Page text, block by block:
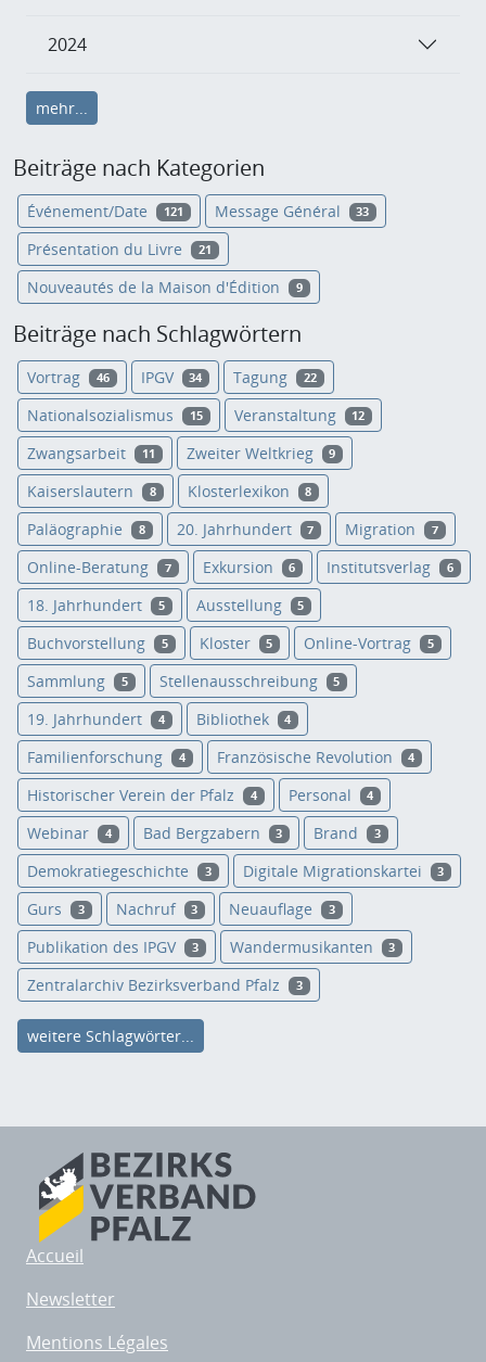
2024
mehr...
Beiträge nach Kategorien
Événement/Date 121 Message Général 33
Présentation du Livre 21
Nouveautés de la Maison d'Édition 9
Beiträge nach Schlagwörtern
Vortrag 46 IPGV 34 Tagung 22
Nationalsozialismus 15 Veranstaltung 12
Zwangsarbeit 11 Zweiter Weltkrieg 9
Kaiserslautern 8 Klosterlexikon 8
Paläographie 8 20. Jahrhundert 7 Migration 7
Online-Beratung 7 Exkursion 6 Institutsverlag 6
18. Jahrhundert 5 Ausstellung 5
Buchvorstellung 5 Kloster 5 Online-Vortrag 5
Sammlung 5 Stellenausschreibung 5
19. Jahrhundert 4 Bibliothek 4
Familienforschung 4 Französische Revolution 4
Historischer Verein der Pfalz 4 Personal 4
Webinar 4 Bad Bergzabern 3 Brand 3
Demokratiegeschichte 3 Digitale Migrationskartei 3
Gurs 3 Nachruf 3 Neuauflage 3
Publikation des IPGV 3 Wandermusikanten 3
Zentralarchiv Bezirksverband Pfalz 3
weitere Schlagwörter...
Accueil
Newsletter
Mentions Légales